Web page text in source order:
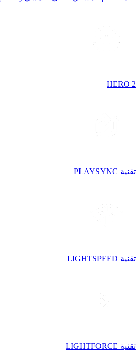
HERO 2
تقنية PLAYSYNC
تقنية LIGHTSPEED
تقنية LIGHTFORCE